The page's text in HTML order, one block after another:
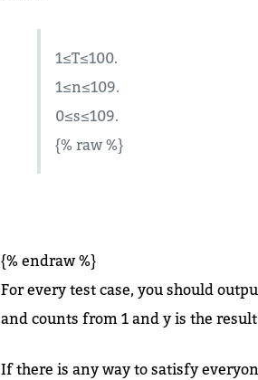
1≤T≤100.
1≤n≤109.
0≤s≤109.
{% raw %}
{% endraw %}
For every test case, you should
and counts from 1 and y is the
If there is any way to satisfy